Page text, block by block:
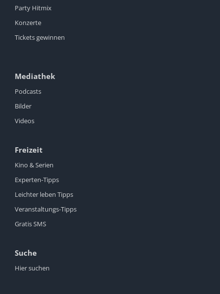
Party Hitmix
Konzerte
Tickets gewinnen
Mediathek
Podcasts
Bilder
Videos
Freizeit
Kino & Serien
Experten-Tipps
Leichter leben Tipps
Veranstaltungs-Tipps
Gratis SMS
Suche
Hier suchen